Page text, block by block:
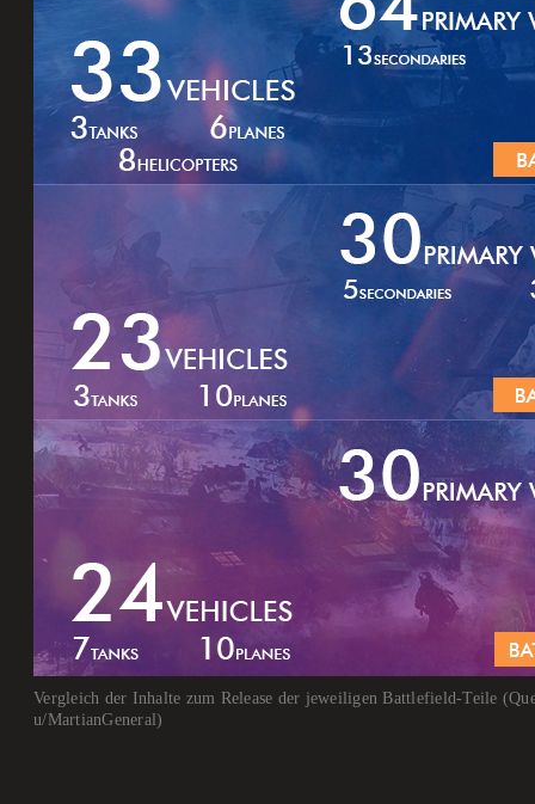
Vergleich der Inhalte zum Release der jeweiligen Battlefield-Teile
u/MartianGeneral)